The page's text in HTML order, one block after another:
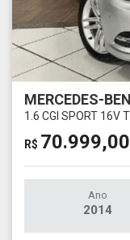
MERCEDES-
1.6 CGI SPORT 16V
R$ 70.999,00
Ano
2014